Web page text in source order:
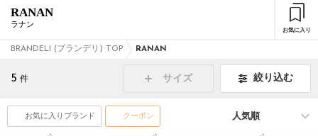
RANAN
ラナン
お気に入り
BRANDELI (ブランデリ) TOP RANAN
5 件 サイズ 絞り込む
お気に入りブランド クーポン